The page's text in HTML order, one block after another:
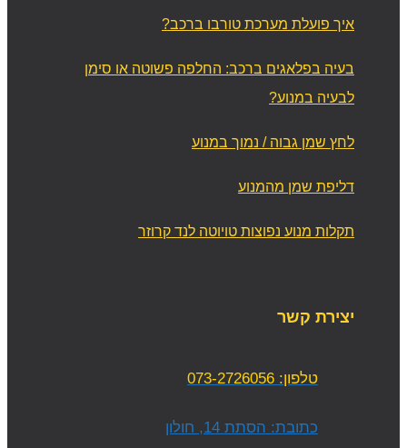
איך פועלת מערכת טורבו ברכב?
בעיה בפלאגים ברכב: החלפה פשוטה או סימן
לבעיה במנוע?
לחץ שמן גבוה / נמוך במנוע
דליפת שמן מהמנוע
תקלות מנוע נפוצות טויוטה לנד קרוזר
יצירת קשר
טלפון: 073-2726056
כתובת: הסתת 14, חולון